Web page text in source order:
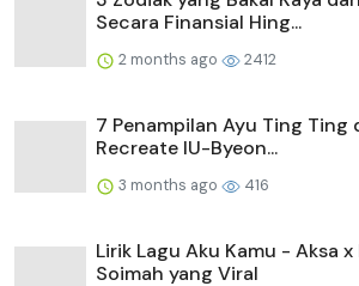
Secara Finansial Hing...
2 months ago 2412
7 Penampilan Ayu Ting Ting
Recreate IU-Byeon...
3 months ago 416
Lirik Lagu Aku Kamu - Aksa x
Soimah yang Viral